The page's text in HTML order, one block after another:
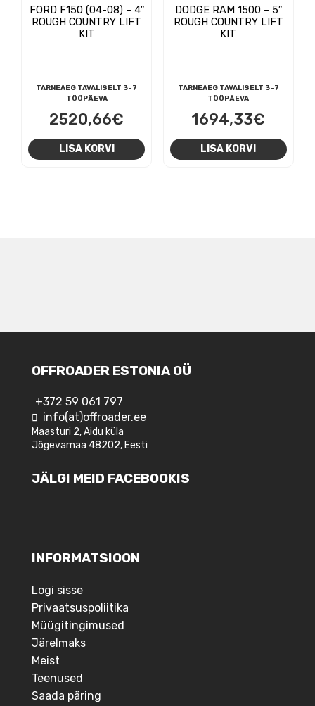
FORD F150 (04-08) – 4″
ROUGH COUNTRY LIFT
KIT
TARNEAEG TAVALISELT 3-7
TÖÖPÄEVA
2520,66€
LISA KORVI
DODGE RAM 1500 – 5″
ROUGH COUNTRY LIFT
KIT
TARNEAEG TAVALISELT 3-7
TÖÖPÄEVA
1694,33€
LISA KORVI
OFFROADER ESTONIA OÜ
+372 59 061 797
info(at)offroader.ee
Maasturi 2, Aidu küla
Jõgevamaa 48202, Eesti
JÄLGI MEID FACEBOOKIS
INFORMATSIOON
Logi sisse
Privaatsuspoliitika
Müügitingimused
Järelmaks
Meist
Teenused
Saada päring